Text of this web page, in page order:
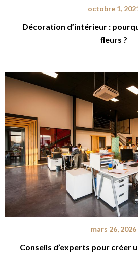
octobre 1,
Décoration d’intérieur :
fleurs ?
mars 26, 2026
Conseils d’experts pour créer